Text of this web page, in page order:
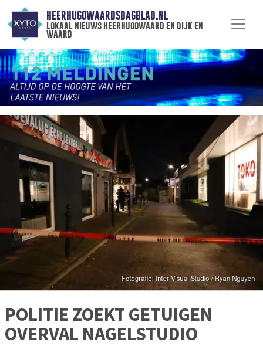
HEERHUGOWAARDSDAGBLAD.NL
lokaal nieuws heerhugowaard en dijk en
waard
POLITIE ZOEKT GETUIGEN
OVERVAL NAGELSTUDIO